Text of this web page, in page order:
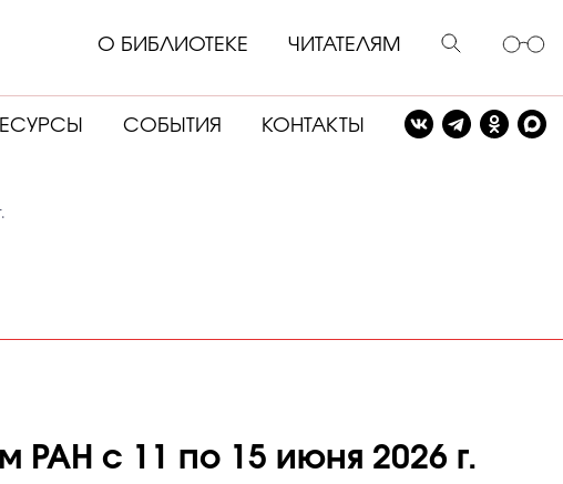
О БИБЛИОТЕКЕ ЧИТАТЕЛЯМ
СОБЫТИЯ КОНТАКТЫ
РАН с 11 по 15 июня 2026 г.